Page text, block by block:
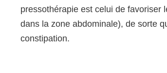
pressothérapie est celui de favoriser
dans la zone abdominale), de sorte
constipation.